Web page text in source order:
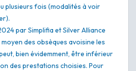
plusieurs fois (modalités à voir
par Simplifia et Silver Alliance
des obsèques avoisine les
bien évidemment, être inférieur
des prestations choisies. Pour